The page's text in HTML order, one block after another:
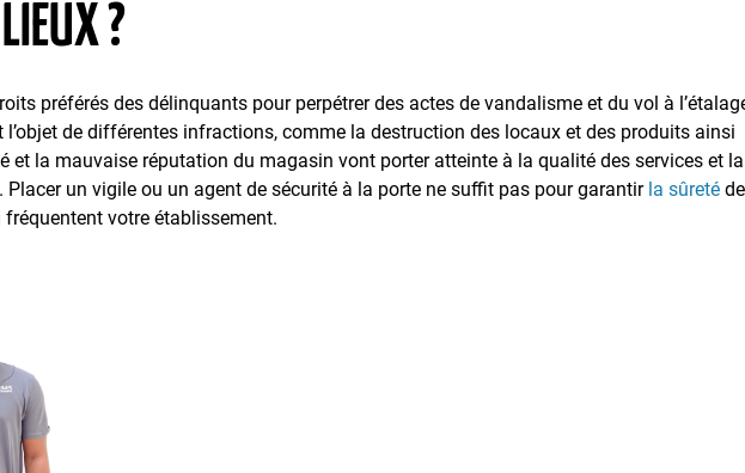
?
préférés des délinquants pour perpétrer des actes de vandalisme et du vol à
de différentes infractions, comme la destruction des locaux et des produits ainsi
et la mauvaise réputation du magasin vont porter atteinte à la qualité des services et la
Placer un vigile ou un agent de sécurité à la porte ne suffit pas pour garantir la sûreté
votre établissement.